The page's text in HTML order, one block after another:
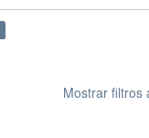
Mostrar filtros